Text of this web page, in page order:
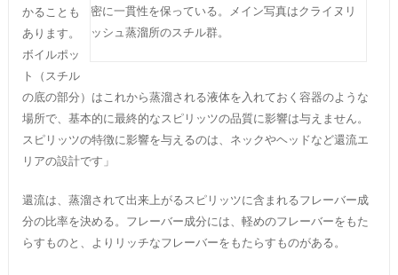
密に一貫性を保っている。メイン写真はクライヌリ
ッシュ蒸溜所のスチル群。
かることも
あります。
ボイルポッ
ト（スチル
の底の部分）はこれから蒸溜される液体を入れておく容器のような
場所で、基本的に最終的なスピリッツの品質に影響は与えません。
スピリッツの特徴に影響を与えるのは、ネックやヘッドなど還流エ
リアの設計です」
還流は、蒸溜されて出来上がるスピリッツに含まれるフレーバー成
分の比率を決める。フレーバー成分には、軽めのフレーバーをもた
らすものと、よりリッチなフレーバーをもたらすものがある。